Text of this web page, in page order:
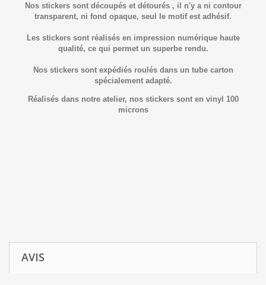
Nos stickers sont découpés et détourés , il n'y a ni contour
transparent, ni fond opaque, seul le motif est adhésif.
Les stickers sont réalisés en impression numérique haute
qualité, ce qui permet un superbe rendu.
Nos stickers sont expédiés roulés dans un tube carton
spécialement adapté.
Réalisés dans notre atelier, nos stickers sont en vinyl 100
microns
AVIS